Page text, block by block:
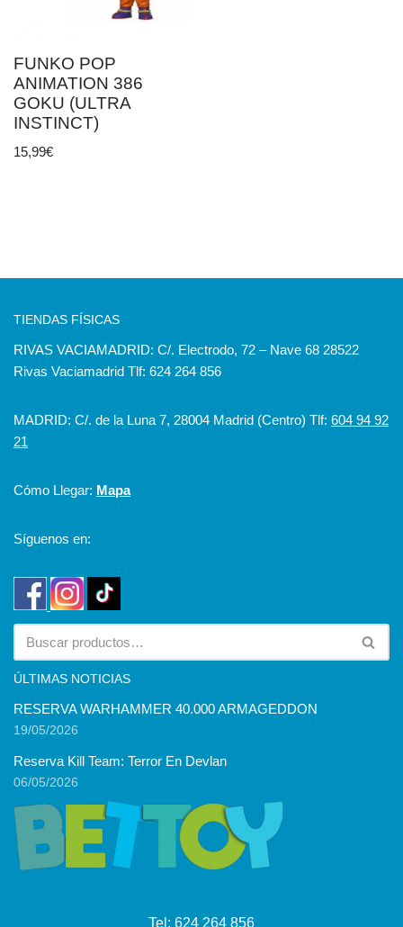
FUNKO POP
ANIMATION 386
GOKU (ULTRA
INSTINCT)
15,99€
TIENDAS FÍSICAS
RIVAS VACIAMADRID: C/. Electrodo, 72 – Nave 68 28522
Rivas Vaciamadrid Tlf: 624 264 856
MADRID: C/. de la Luna 7, 28004 Madrid (Centro) Tlf: 604 94 92
21
Cómo Llegar: Mapa
Síguenos en:
ÚLTIMAS NOTICIAS
RESERVA WARHAMMER 40.000 ARMAGEDDON
19/05/2026
Reserva Kill Team: Terror En Devlan
06/05/2026
Tel: 624 264 856